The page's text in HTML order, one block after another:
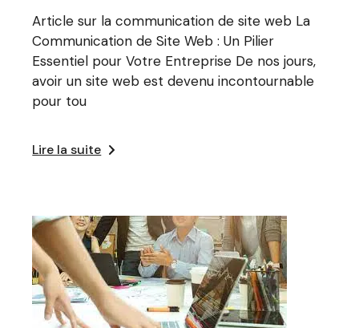
Article sur la communication de site web La
Communication de Site Web : Un Pilier
Essentiel pour Votre Entreprise De nos jours,
avoir un site web est devenu incontournable
pour tou
Lire la suite